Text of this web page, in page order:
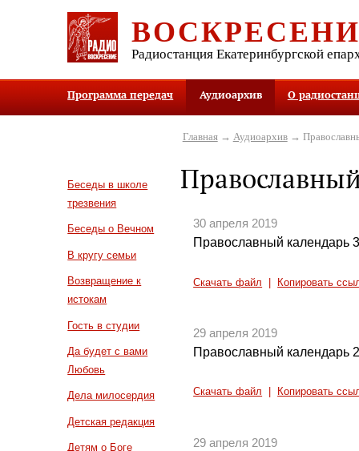
Радиостанция Екатеринбургской
Программа передач Аудиоархив О
Беседы в школе
трезвения
Беседы о Вечном
В кругу семьи
Возвращение к
истокам
Гость в студии
Да будет с вами
Любовь
Дела милосердия
Детская редакция
Детям о Боге
Главная→ Аудиоархив→
30 апреля 2019
Православный календарь
Скачать файл Копировать
29 апреля 2019
Православный календарь
Скачать файл Копировать
29 апреля 2019